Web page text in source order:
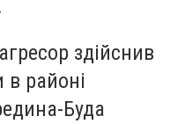
здійснив
в районі
Буда